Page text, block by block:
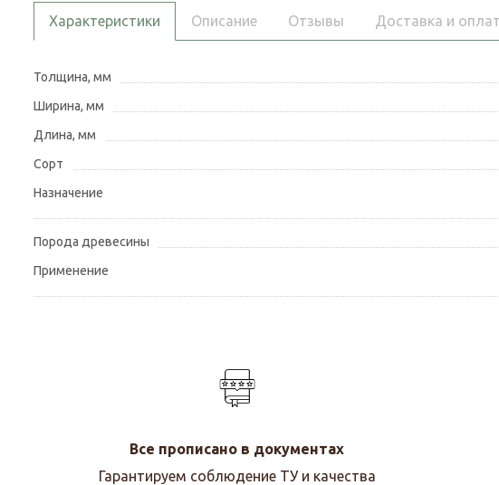
Характеристики Описание Отзывы Доставка и
Толщина, мм
Ширина, мм
Длина, мм
Сорт
Назначение
Порода древесины
Применение
Все прописано в документах
Гарантируем соблюдение ТУ и качества